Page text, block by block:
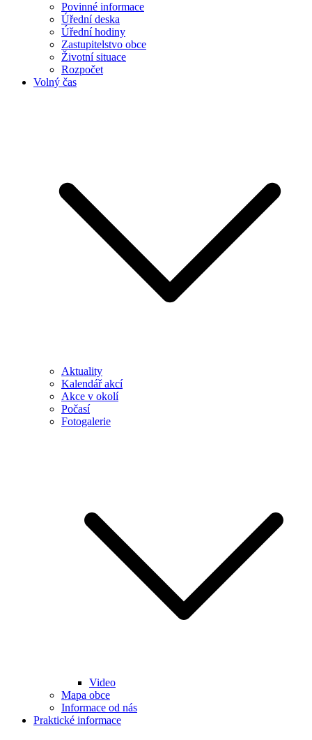
Povinné informace
Úřední deska
Úřední hodiny
Zastupitelstvo obce
Životní situace
Rozpočet
Volný čas
Aktuality
Kalendář akcí
Akce v okolí
Počasí
Fotogalerie
Video
Mapa obce
Informace od nás
Praktické informace